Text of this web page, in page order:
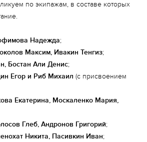
по экипажам, в составе которых
Надежда;
Максим, Ивакин Тенгиз;
Бостан Али Денис;
Егор и Риб Михаил (с присвоением
Екатерина, Москаленко Мария,
Глеб, Андронов Григорий;
Никита, Пасивкин Иван;